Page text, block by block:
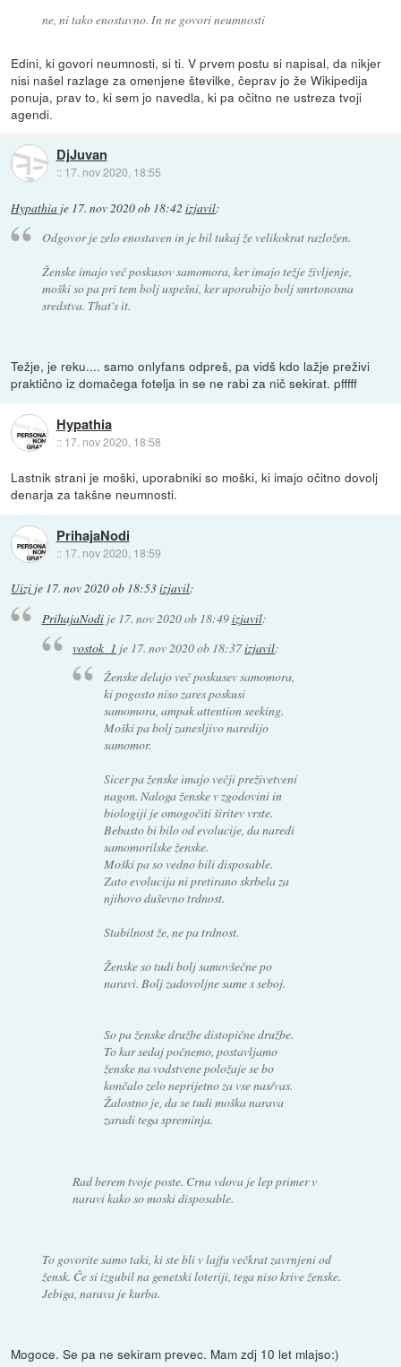
ne, ni tako enostavno. In ne govori neumnosti
Edini, ki govori neumnosti, si ti. V prvem postu si napisal, da nikjer
nisi našel razlage za omenjene številke, čeprav jo že Wikipedija
ponuja, prav to, ki sem jo navedla, ki pa očitno ne ustreza tvoji
agendi.
DjJuvan
:: 17. nov 2020, 18:55
Hypathia je 17. nov 2020 ob 18:42 izjavil:
Odgovor je zelo enostaven in je bil tukaj že velikokrat razložen.
Ženske imajo več poskusov samomora, ker imajo težje življenje,
moški so pa pri tem bolj uspešni, ker uporabijo bolj smrtonosna
sredstva. That's it.
Težje, je reku.... samo onlyfans odpreš, pa vidš kdo lažje preživi
praktično iz domačega fotelja in se ne rabi za nič sekirat. pfffff
Hypathia
:: 17. nov 2020, 18:58
Lastnik strani je moški, uporabniki so moški, ki imajo očitno dovolj
denarja za takšne neumnosti.
PrihajaNodi
:: 17. nov 2020, 18:59
Uizi je 17. nov 2020 ob 18:53izjavil:
PrihajaNodije 17. nov 2020 ob 18:49izjavil:
vostok_1 je 17. nov 2020 ob 18:37izjavil:
Ženske delajo več poskusev samomora,
ki pogosto niso zares poskusi
samomora, ampak attention seeking.
Moški pa bolj zanesljivo naredijo
samomor.
Sicer pa ženske imajo večji preživetveni
nagon. Naloga ženske v zgodovini in
biologiji je omogočiti širitev vrste.
Bebasto bi bilo od evolucije, da naredi
samomorilske ženske.
Moški pa so vedno bili disposable.
Zato evolucija ni pretirano skrbela za
njihovo duševno trdnost.
Stabilnost že, ne pa trdnost.
Ženske so tudi bolj samovšečne po
naravi. Bolj zadovoljne same s seboj.
So pa ženske družbe distopične družbe.
To kar sedaj počnemo, postavljamo
ženske na vodstvene položaje se bo
končalo zelo neprijetno za vse nas/vas.
Žalostno je, da se tudi moška narava
zaradi tega spreminja.
Rad berem tvoje poste. Crna vdova je lep primer v
naravi kako so moski disposable.
To govorite samo taki, ki ste bli v lajfu večkrat zavrnjeni od
žensk. Če si izgubil na genetski loteriji, tega niso krive ženske.
Jebiga, narava je kurba.
Mogoce. Se pa ne sekiram prevec. Mam zdj 10 let mlajso:)